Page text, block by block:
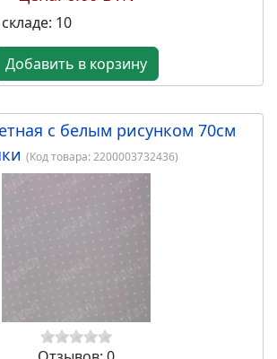
23.00 BYN
для цветов без
любви" 18*17,
23.00 BYN
для подарков
21*14*8, 19*12*6,5 см,
св.розовый
Цена:6.00 BYN
складе:10
Добавить в корзину
с белым рисунком 70см
(Код товара:2200003732436